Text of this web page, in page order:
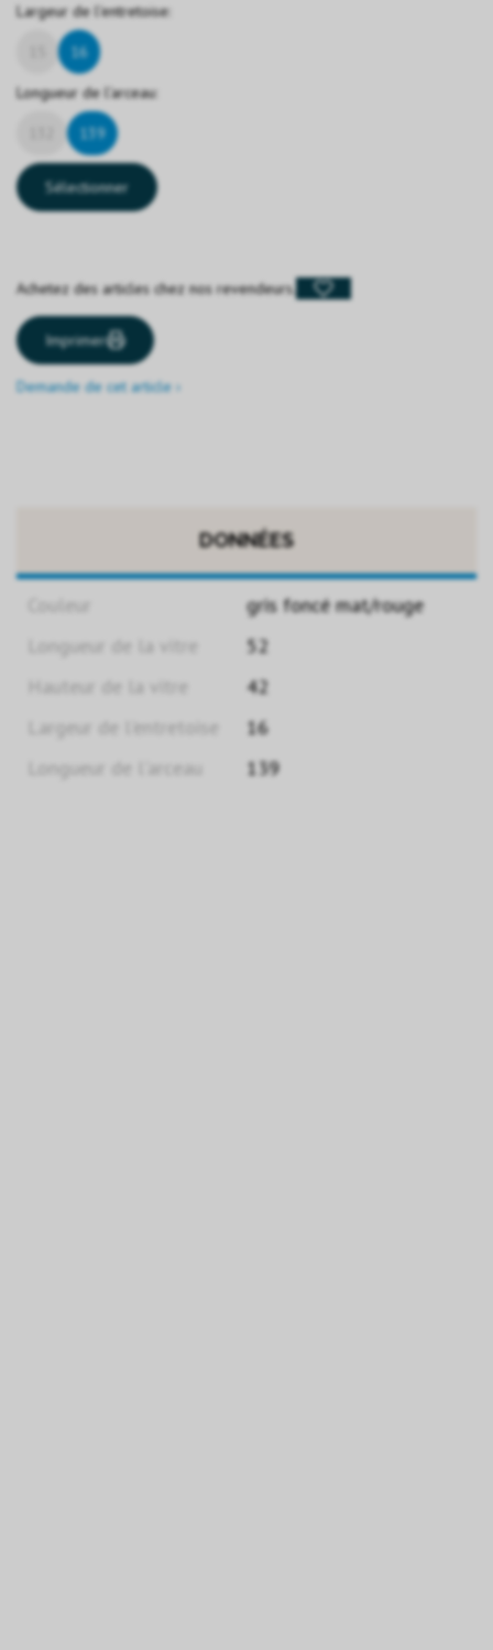
Largeur de l'entretoise:
16
Longueur de l'arceau:
139
Sélectionner
Achetez des articles chez nos revendeurs.
Imprimer
Demande de cet article ›
DONNÉES
Couleur
gris foncé mat/rouge
Longueur de la vitre
52
Hauteur de la vitre
42
Largeur de l'entretoise
16
Longueur de l'arceau
139